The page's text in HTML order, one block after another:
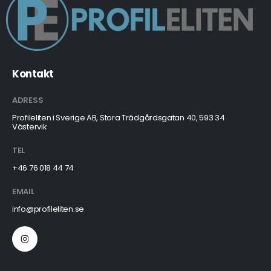
Kontakt
ADRESS
Profileliten i Sverige AB, Stora Trädgårdsgatan 40, 593 34
Västervik
TEL
+46 76 018 44 74
EMAIL
info@profileliten.se